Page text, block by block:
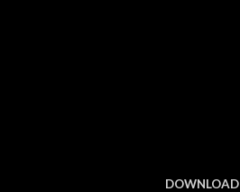
DOWNLOAD